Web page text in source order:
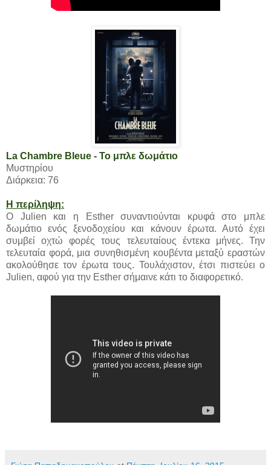
La Chambre Bleue - Το μπλε δωμάτιο
Μυστηρίου
Διάρκεια: 76
Η περίληψη:
Ο Julien και η Esther συναντιούνται κρυφά στο μπλε
δωμάτιο ενός ξενοδοχείου και κάνουν έρωτα. Αυτό έχει
συμβεί οχτώ φορές τους τελευταίους έντεκα μήνες. Την
τελευταία φορά, μια συνηθισμένη κουβέντα μεταξύ εραστών
ακολούθησε τον έρωτα τους. Τουλάχιστον, έτσι πιστεύει ο
Julien, αφού για την Esther σήμαινε κάτι το διαφορετικό.